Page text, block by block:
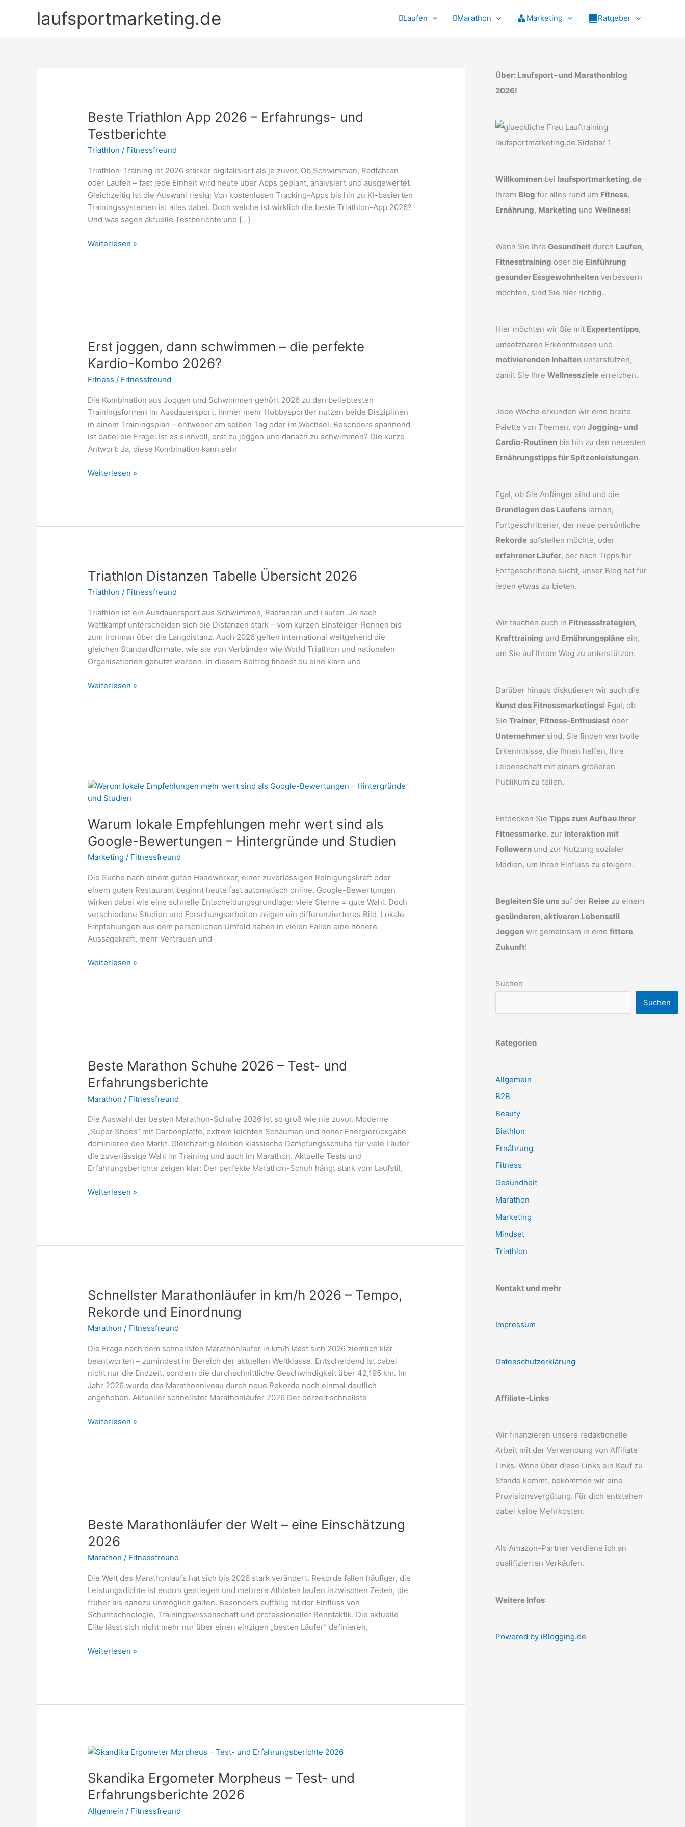
laufsportmarketing.de Laufen Marathon Marketing Ratgeber
Beste Triathlon App 2026 – Erfahrungs- und
Testberichte
Triathlon / Fitnessfreund
Triathlon-Training ist 2026 stärker digitalisiert als je zuvor. Ob Schwimmen, Radfahren
oder Laufen – fast jede Einheit wird heute über Apps geplant, analysiert und ausgewertet.
Gleichzeitig ist die Auswahl riesig: Von kostenlosen Tracking-Apps bis hin zu KI-basierten
Trainingssystemen ist alles dabei. Doch welche ist wirklich die beste Triathlon-App 2026?
Und was sagen aktuelle Testberichte und […]
Beste
Weiterlesen »
Erst joggen, dann schwimmen – die perfekte
Kardio-Kombo 2026?
Fitness / Fitnessfreund
Die Kombination aus Joggen und Schwimmen gehört 2026 zu den beliebtesten
Trainingsformen im Ausdauersport. Immer mehr Hobbysportler nutzen beide Disziplinen
in einem Trainingsplan – entweder am selben Tag oder im Wechsel. Besonders spannend
ist dabei die Frage: Ist es sinnvoll, erst zu joggen und danach zu schwimmen? Die kurze
Antwort: Ja, diese Kombination kann sehr
Erst
Kombo
2026?
Weiterlesen »
Triathlon Distanzen Tabelle Übersicht 2026
Triathlon / Fitnessfreund
Triathlon ist ein Ausdauersport aus Schwimmen, Radfahren und Laufen. Je nach
Wettkampf unterscheiden sich die Distanzen stark – vom kurzen Einsteiger-Rennen bis
zum Ironman über die Langdistanz. Auch 2026 gelten international weitgehend die
gleichen Standardformate, wie sie von Verbänden wie World Triathlon und nationalen
Organisationen genutzt werden. In diesem Beitrag findest du eine klare und
Triathlon
Weiterlesen »
Warum lokale Empfehlungen mehr wert sind als
Google-Bewertungen – Hintergründe und Studien
Marketing / Fitnessfreund
Die Suche nach einem guten Handwerker, einer zuverlässigen Reinigungskraft oder
einem guten Restaurant beginnt heute fast automatisch online. Google-Bewertungen
wirken dabei wie eine schnelle Entscheidungsgrundlage: viele Sterne = gute Wahl. Doch
verschiedene Studien und Forschungsarbeiten zeigen ein differenzierteres Bild. Lokale
Empfehlungen aus dem persönlichen Umfeld haben in vielen Fällen eine höhere
Aussagekraft, mehr Vertrauen und
Warum
Bewertungen
–
Hintergründe
und
Weiterlesen »
Beste Marathon Schuhe 2026 – Test- und
Erfahrungsberichte
Marathon / Fitnessfreund
Die Auswahl der besten Marathon-Schuhe 2026 ist so groß wie nie zuvor. Moderne
„Super Shoes“ mit Carbonplatte, extrem leichten Schäumen und hoher Energierückgabe
dominieren den Markt. Gleichzeitig bleiben klassische Dämpfungsschuhe für viele Läufer
die zuverlässige Wahl im Training und auch im Marathon. Aktuelle Tests und
Erfahrungsberichte zeigen klar: Der perfekte Marathon-Schuh hängt stark vom Laufstil,
Beste
Weiterlesen »
Schnellster Marathonläufer in km/h 2026 – Tempo,
Rekorde und Einordnung
Marathon / Fitnessfreund
Die Frage nach dem schnellsten Marathonläufer in km/h lässt sich 2026 ziemlich klar
beantworten – zumindest im Bereich der aktuellen Weltklasse. Entscheidend ist dabei
nicht nur die Endzeit, sondern die durchschnittliche Geschwindigkeit über 42,195 km. Im
Jahr 2026 wurde das Marathonniveau durch neue Rekorde noch einmal deutlich
angehoben. Aktueller schnellster Marathonläufer 2026 Der derzeit schnellste
Schnellster
und
Einordnung
Weiterlesen »
Beste Marathonläufer der Welt – eine Einschätzung
2026
Marathon / Fitnessfreund
Die Welt des Marathonlaufs hat sich bis 2026 stark verändert. Rekorde fallen häufiger, die
Leistungsdichte ist enorm gestiegen und mehrere Athleten laufen inzwischen Zeiten, die
früher als nahezu unmöglich galten. Besonders auffällig ist der Einfluss von
Schuhtechnologie, Trainingswissenschaft und professioneller Renntaktik. Die aktuelle
Elite lässt sich nicht mehr nur über einen einzigen „besten Läufer“ definieren,
Beste
Weiterlesen »
Skandika Ergometer Morpheus – Test- und
Erfahrungsberichte 2026
Allgemein / Fitnessfreund
Über: Laufsport- und Marathonblog
2026!
Willkommen bei laufsportmarketing.de–
Ihrem Blog für alles rund um Fitness,
Ernährung, Marketing und Wellness!
Wenn Sie Ihre Gesundheit durch Laufen,
Fitnesstraining oder die Einführung
gesunder Essgewohnheiten verbessern
möchten, sind Sie hier richtig.
Hier möchten wir Sie mit Expertentipps,
umsetzbaren Erkenntnissen und
motivierenden Inhalten unterstützen,
damit Sie Ihre Wellnessziele erreichen.
Jede Woche erkunden wir eine breite
Palette von Themen, von Jogging- und
Cardio-Routinen bis hin zu den neuesten
Ernährungstipps für Spitzenleistungen.
Egal, ob Sie Anfänger sind und die
Grundlagen des Laufens lernen,
Fortgeschrittener, der neue persönliche
Rekorde aufstellen möchte, oder
erfahrener Läufer, der nach Tipps für
Fortgeschrittene sucht, unser Blog hat für
jeden etwas zu bieten.
Wir tauchen auch in Fitnessstrategien,
Krafttraining und Ernährungspläne ein,
um Sie auf Ihrem Weg zu unterstützen.
Darüber hinaus diskutieren wir auch die
Kunst des Fitnessmarketings! Egal, ob
Sie Trainer, Fitness-Enthusiast oder
Unternehmer sind, Sie finden wertvolle
Erkenntnisse, die Ihnen helfen, Ihre
Leidenschaft mit einem größeren
Publikum zu teilen.
Entdecken Sie Tipps zum Aufbau Ihrer
Fitnessmarke, zur Interaktion mit
Followern und zur Nutzung sozialer
Medien, um Ihren Einfluss zu steigern.
Begleiten Sie uns auf der Reise zu einem
gesünderen, aktiveren Lebensstil.
Joggen wir gemeinsam in eine fittere
Zukunft!
Suchen
Suchen
Kategorien
Allgemein
B2B
Beauty
Biathlon
Ernährung
Fitness
Gesundheit
Marathon
Marketing
Mindset
Triathlon
Kontakt und mehr
Impressum
Datenschutzerklärung
Affiliate-Links
Wir finanzieren unsere redaktionelle
Arbeit mit der Verwendung von Affiliate
Links. Wenn über diese Links ein Kauf zu
Stande kommt, bekommen wir eine
Provisionsvergütung. Für dich entstehen
dabei keine Mehrkosten.
Als Amazon-Partner verdiene ich an
qualifizierten Verkäufen.
Weitere Infos
Powered by iBlogging.de